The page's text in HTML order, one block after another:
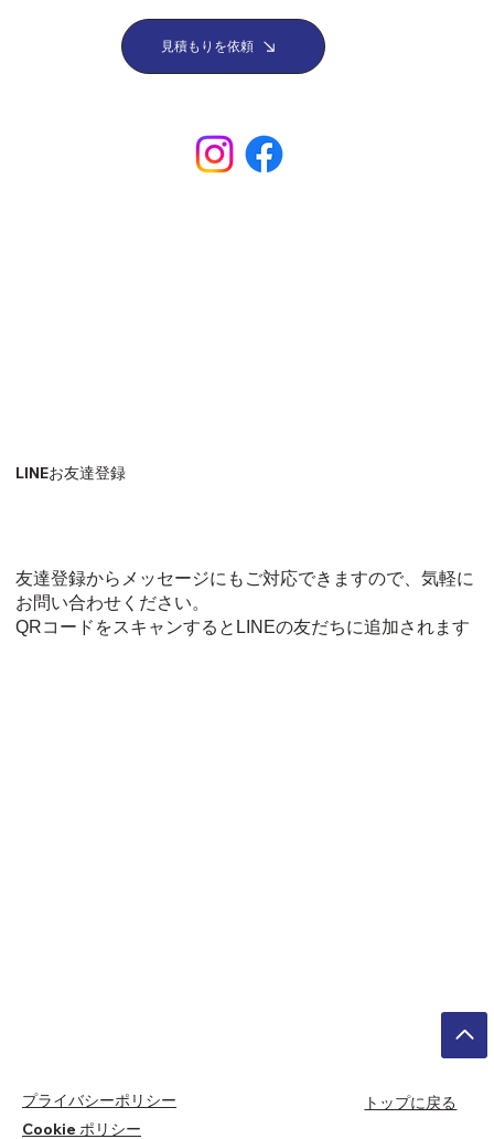
見積もりを依頼
LINEお友達登録
友達登録からメッセージにもご対応できますので、気軽に
お問い合わせください。
QRコードをスキャンするとLINEの友だちに追加されます
トップに戻る
プライバシーポリシー
Cookie ポリシー